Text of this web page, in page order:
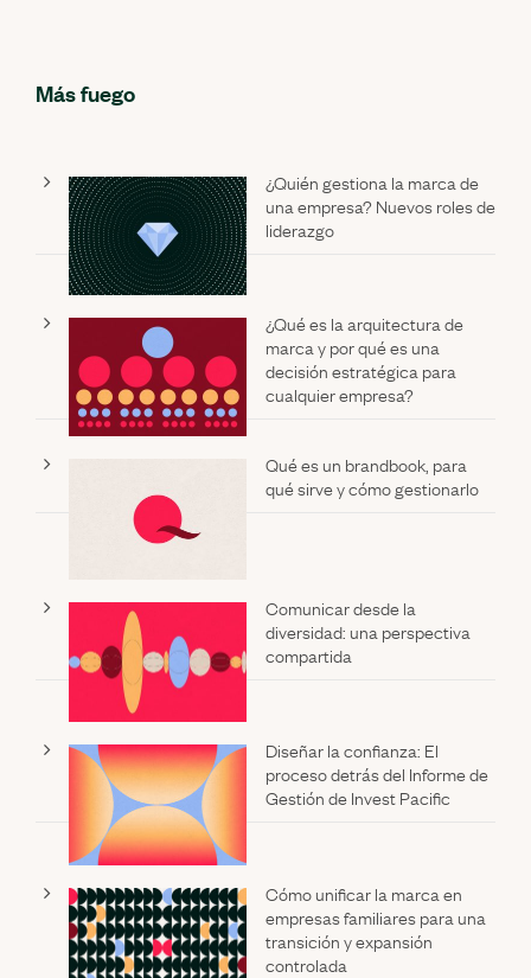
Más fuego
¿Quién gestiona la marca de
una empresa? Nuevos roles de
liderazgo
¿Qué es la arquitectura de
marca y por qué es una
decisión estratégica para
cualquier empresa?
Qué es un brandbook, para
qué sirve y cómo gestionarlo
Comunicar desde la
diversidad: una perspectiva
compartida
Diseñar la confianza: El
proceso detrás del Informe de
Gestión de Invest Pacific
Cómo unificar la marca en
empresas familiares para una
transición y expansión
controlada